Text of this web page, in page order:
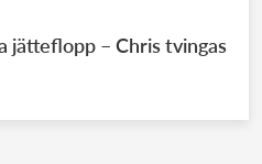
jätteflopp – Chris tvingas